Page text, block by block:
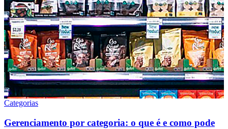
Categorias
Gerenciamento por categoria: o que é e como pode